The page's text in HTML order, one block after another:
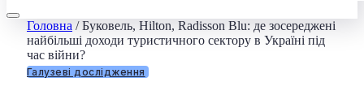
Головна /Буковель, Hilton, Radisson Blu: де зосереджені
найбільші доходи туристичного сектору в Україні під
час війни?
Галузеві дослідження